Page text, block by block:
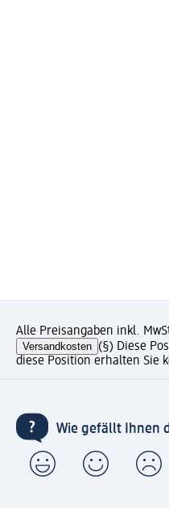
Alle Preisangaben inkl.
Versandkosten (§) Diese
diese Position erhalten Sie
Wie gefällt Ihnen